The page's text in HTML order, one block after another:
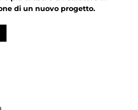
di un nuovo progetto.